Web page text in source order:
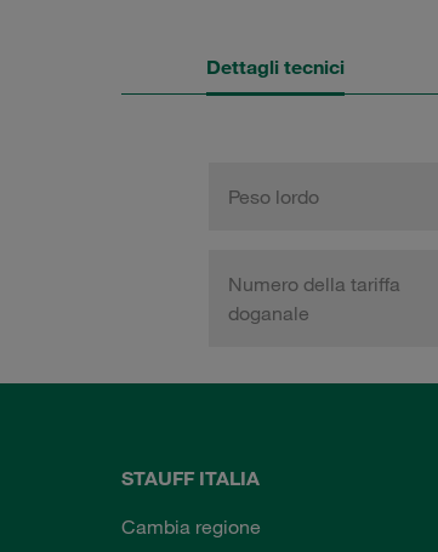
Dettagli tecnici
Peso lordo
Numero della tariffa
doganale
STAUFF ITALIA
Cambia regione